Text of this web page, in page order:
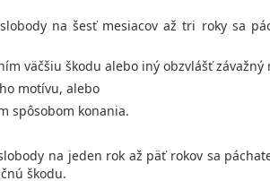
na šesť mesiacov až tri roky sa
väčšiu škodu alebo iný obzvlášť závažný
motívu, alebo
spôsobom konania.
na jeden rok až päť rokov sa
škodu.